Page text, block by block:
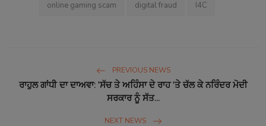
online gaming scam digital fraud I4C
PREVIOUS NEWS
ਰਾਹੁਲ ਗਾਂਧੀ ਦਾ ਦਾਅਵਾ: 'ਸੱਚ ਤੇ ਅਹਿੰਸਾ ਦੇ ਰਾਹ 'ਤੇ ਚੱਲ ਕੇ ਨਰਿੰਦਰ ਮੋਦੀ
ਸਰਕਾਰ ਨੂੰ ਸੱਤ...
NEXT NEWS